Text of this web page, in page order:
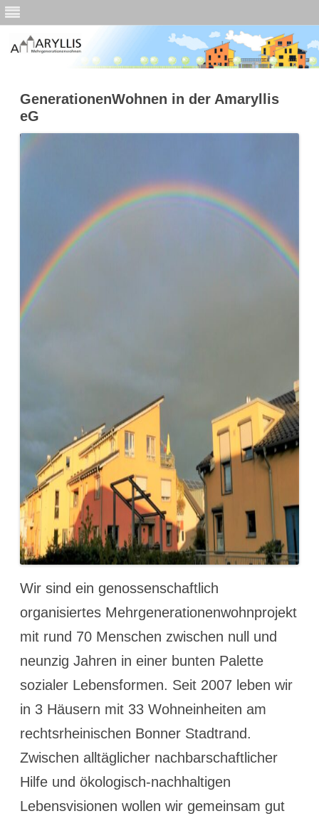
content
GenerationenWohnen in der Amaryllis
eG
Wir sind ein genossenschaftlich
organisiertes Mehrgenerationenwohnprojekt
mit rund 70 Menschen zwischen null und
neunzig Jahren in einer bunten Palette
sozialer Lebensformen. Seit 2007 leben wir
in 3 Häusern mit 33 Wohneinheiten am
rechtsrheinischen Bonner Stadtrand.
Zwischen alltäglicher nachbarschaftlicher
Hilfe und ökologisch-nachhaltigen
Lebensvisionen wollen wir gemeinsam gut